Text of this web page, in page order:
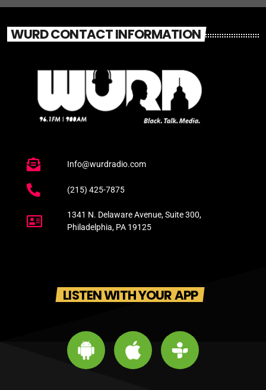
WURD CONTACT INFORMATION
Info@wurdradio.com
(215) 425-7875
1341 N. Delaware Avenue, Suite 300,
Philadelphia, PA 19125
LISTEN WITH YOUR APP